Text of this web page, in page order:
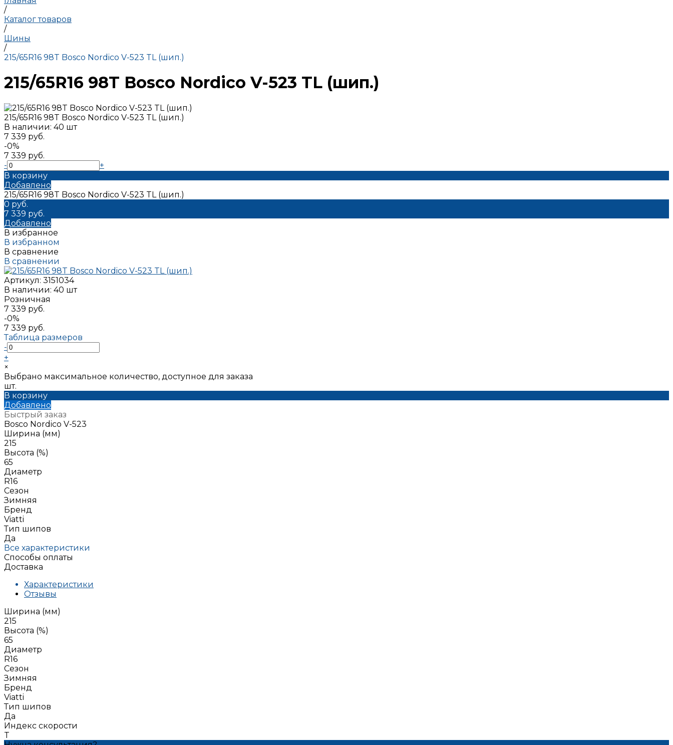
/
Каталог товаров
/
Шины
/
215/65R16 98T Bosco Nordico V-523 TL (шип.)
215/65R16 98T Bosco Nordico V-523 TL (шип.)
215/65R16 98T Bosco Nordico V-523 TL (шип.)
В наличии: 40 шт
7 339 руб.
-0%
7 339 руб.
-
+
В корзину
Добавлено
215/65R16 98T Bosco Nordico V-523 TL (шип.)
0 руб.
7 339 руб.
Добавлено
В избранное
В избранном
В сравнение
В сравнении
Артикул: 3151034
В наличии: 40 шт
Розничная
7 339 руб.
-0%
7 339 руб.
Таблица размеров
-
+
×
Выбрано максимальное количество, доступное для заказа
шт.
В корзину
Добавлено
Быстрый заказ
Bosco Nordico V-523
Ширина (мм)
215
Высота (%)
65
Диаметр
R16
Сезон
Зимняя
Бренд
Viatti
Тип шипов
Да
Все характеристики
Способы оплаты
Доставка
Характеристики
Отзывы
Ширина (мм)
215
Высота (%)
65
Диаметр
R16
Сезон
Зимняя
Бренд
Viatti
Тип шипов
Да
Индекс скорости
T